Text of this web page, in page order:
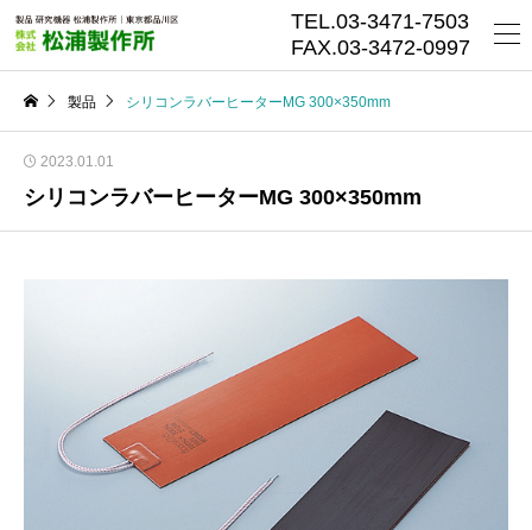
TEL.03-3471-7503
FAX.03-3472-0997
製品 シリコンラバーヒーターMG 300×350mm
2023.01.01
シリコンラバーヒーターMG 300×350mm